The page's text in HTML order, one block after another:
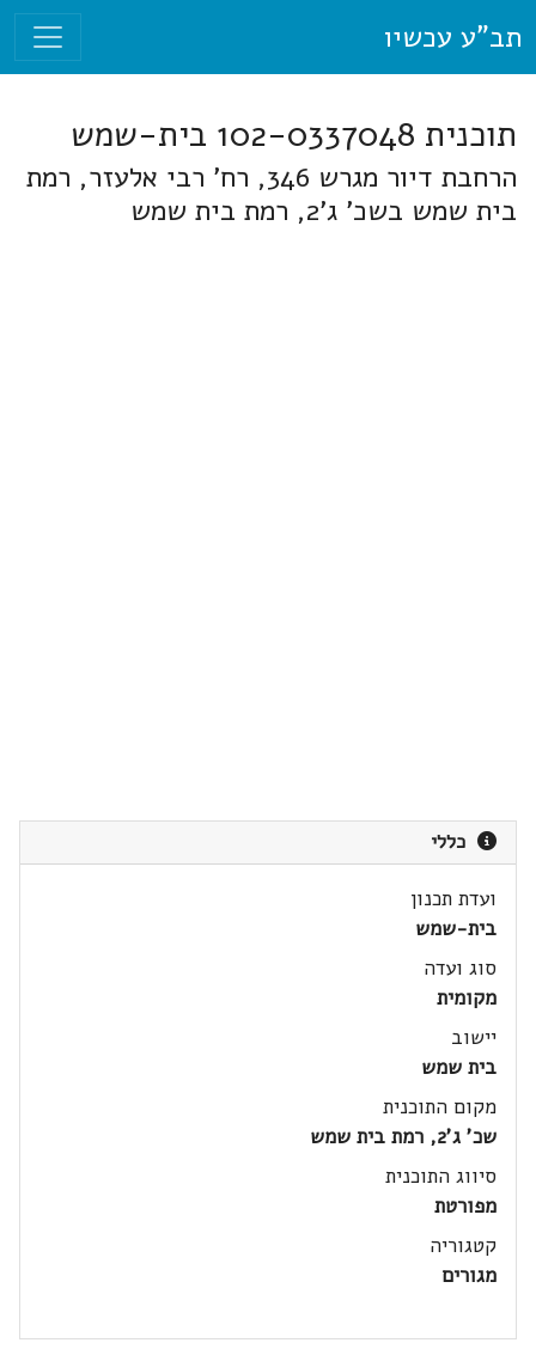
תב"ע עכשיו
תוכנית 102-0337048 בית-שמש
הרחבת דיור מגרש 346, רח' רבי אלעזר, רמת
בית שמש בשכ' ג'2, רמת בית שמש
כללי
ועדת תכנון
בית-שמש
סוג ועדה
מקומית
יישוב
בית שמש
מקום התוכנית
שכ' ג'2, רמת בית שמש
סיווג התוכנית
מפורטת
קטגוריה
מגורים